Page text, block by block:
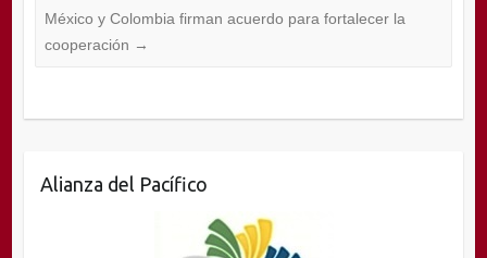
México y Colombia firman acuerdo para fortalecer la
cooperación →
Alianza del Pacífico